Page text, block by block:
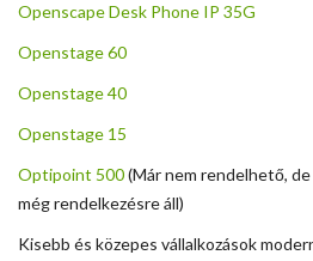
Openscape Desk Phone IP 35G
Openstage 60
Openstage 40
Openstage 15
Optipoint 500(Már nem rendelhető,
még rendelkezésre áll)
Kisebb és közepes vállalkozások